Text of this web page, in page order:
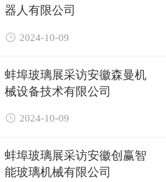
器人有限公司
 2024-10-09
蚌埠玻璃展采访安徽森曼机
械设备技术有限公司
 2024-10-09
蚌埠玻璃展采访安徽创赢智
能玻璃机械有限公司